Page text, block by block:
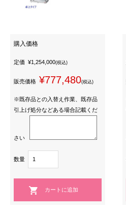
購入価格
定価 ¥1,254,000(税込)
販売価格 ¥777,480(税込)
※既存品との入替え作業、既存品
引上げ処分などある場合記載くだ
さい
数量